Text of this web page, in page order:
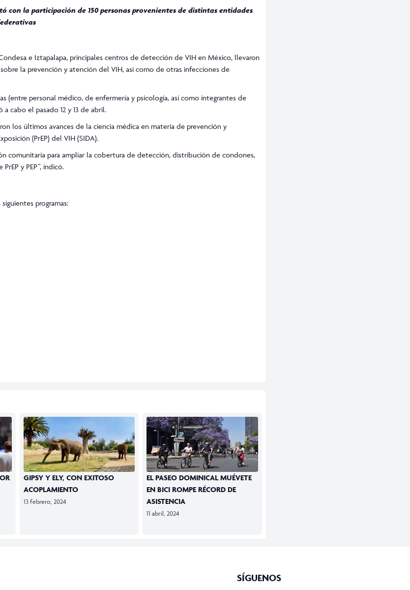
con la participación de 150 personas provenientes de distintas entidades
e Iztapalapa, principales centros de detección de VIH en México, llevaron
la prevención y atención del VIH, así como de otras infecciones de
(entre personal médico, de enfermería y psicología, así como integrantes de
cabo el pasado 12 y 13 de abril.
los últimos avances de la ciencia médica en materia de prevención y
(PrEP) del VIH (SIDA).
comunitaria para ampliar la cobertura de detección, distribución de condones,
y PEP”, indicó.
programas:
GIPSY Y ELY, CON EXITOSO
ACOPLAMIENTO
13 febrero, 2024
EL PASEO DOMINICAL MUÉVETE
EN BICI ROMPE RÉCORD DE
ASISTENCIA
11 abril, 2024
SÍGUENOS